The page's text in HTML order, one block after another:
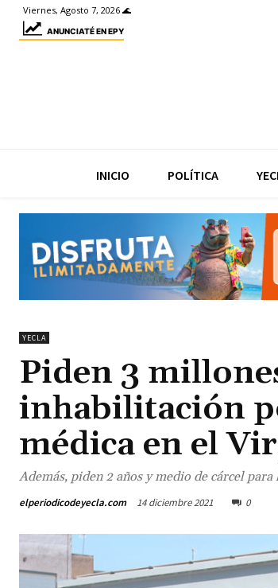
Viernes, Agosto 7, 2026 🌊
ANUNCIATÉ EN EPY
INICIO POLÍTICA
YECLA
Piden 3
inhabilitación
médica en el
Además, piden 2 años y medio de cárcel
elperiodicodeyecla.com 14 diciembre 2021 0